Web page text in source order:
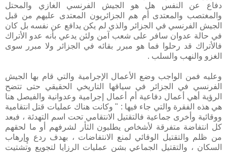
دفاع عن النفس هل هو الجيش الفرنسي الغازي والمحتل
والمغتصب والمعتدى أم هم الجزائريون المعتدى عليهم من قبل
الجيش الفرنسي في الجزائر والذي لم يكن يدافع عن نفسه بل كان
في حالة عدوان سافر على شعب آمن ولئن يدعي بأنه عدو الأتراك
فالأتراك قد رحلوا فما هو مبرر بقائه في الجزائر ولا مبرر سوى
الغزو والنهب والسلب .
وعليه فمن الواجب وضع الأعمال الإجرامية والتي قام بها الجيش
الفرنسي في الجزائر في سياقها التاريخي الحقيقي حتى تتضح
الرؤية أهي أعمال دفاعية أم أعمال إجرامية وعدوانية والفيصل هنا
هي هذه الفقرة والتي جاء فيها : " وكانت هناك عمليات قتل انتقامية
ووقائية وأخرى جماعية فالتقتيل الانتقامي تحت اسم التهدئة ، فبعد
كل انتفاضة متفرقة لأشخاص يطلبون الثأر لشرفهم أو ما لحقهم
من ظلم والتقتيل الوقائي لمنع الانتفاضات ، بهدف ردع وٕإرهاب
السكان ، والتقتيل الجماعي بشن عمليات الرزايا لتجويع وتشتيت